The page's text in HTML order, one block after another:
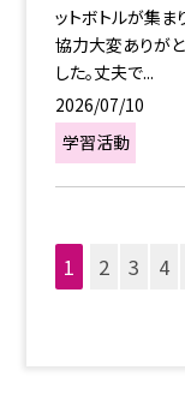
ットボトルが集ま
協力大変ありが
した。丈夫で...
2026/07/10
学習活動
1 2 3 4